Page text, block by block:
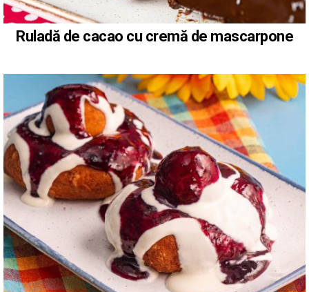
Ruladă de cacao cu cremă de mascarpone